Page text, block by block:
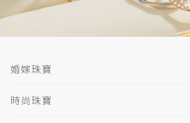
婚嫁珠寶
時尚珠寶